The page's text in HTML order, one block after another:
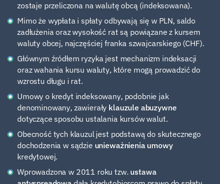
zostaje przeliczona na walutę obcą (indeksowana).
Mimo że wypłata i spłaty odbywają się w PLN, saldo
zadłużenia oraz wysokość rat są powiązane z kursem
waluty obcej, najczęściej franka szwajcarskiego (CHF).
Głównym źródłem ryzyka jest mechanizm indeksacji
oraz wahania kursu waluty, które mogą prowadzić do
wzrostu długu i rat.
Umowy o kredyt indeksowany, podobnie jak
denominowany, zawierały klauzule abuzywne
dotyczące sposobu ustalania kursów walut.
Obecność tych klauzul jest podstawą do skutecznego
dochodzenia w sądzie unieważnienia umowy
kredytowej.
Wprowadzona w 2011 roku tzw. ustawa